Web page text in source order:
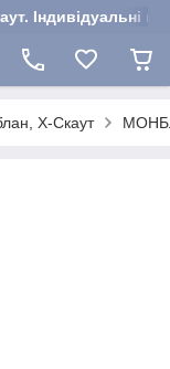
Індивідуальні
Х-Скаут